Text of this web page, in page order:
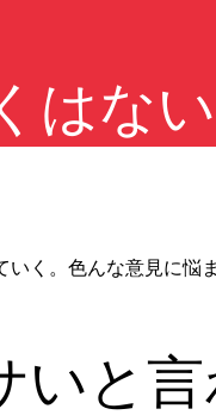
はない
く。色んな意見に悩
いと